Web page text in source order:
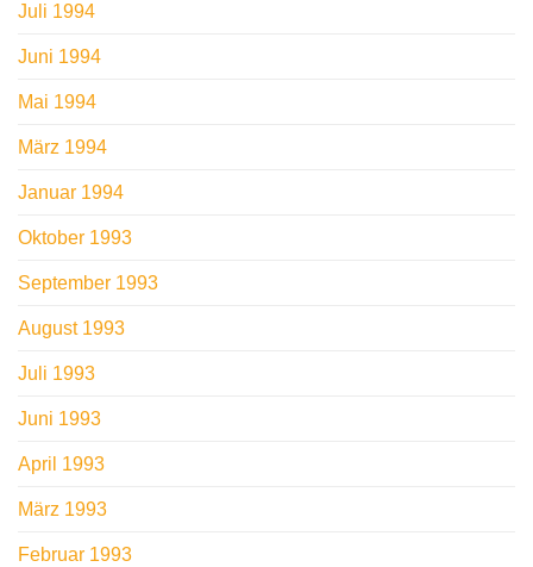
Juli 1994
Juni 1994
Mai 1994
März 1994
Januar 1994
Oktober 1993
September 1993
August 1993
Juli 1993
Juni 1993
April 1993
März 1993
Februar 1993